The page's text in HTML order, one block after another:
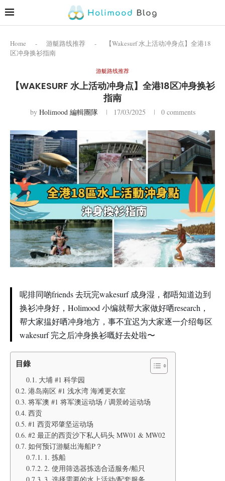
Home - 游艇路线推荐 -
【Wakesurf 水上活动冲身点】全港18
区冲身换衫指南
游艇路线推荐
【WAKESURF 水上活动冲身点】全港18区冲身换衫
指南
by Holimood 編輯團隊 17/03/2025 0 comments
呢排同啲friends 去玩完wakesurf 成身湿，都唔知道边到
换衫冲身好，Holimood 小编就帮大家做好哂research，
帮大家揾好哂冲身地方，事不宜迟为大家逐一介绍每区
wakesurf 完之后冲身换衫嘅好去处啦〜
目錄
大埔 #1 科学园
港岛南区 #1 浅水湾 海滩更衣室
将军澳 #1 将军澳运动场 / 调景岭运动场
西贡
#1 西贡邓肇坚运动场
#2 最正的西贡沙下私人码头 MW01 & MW02
如何预订游艇出海船P？
1. 拣船
2. 使用筛选器拣选合适服务/船只